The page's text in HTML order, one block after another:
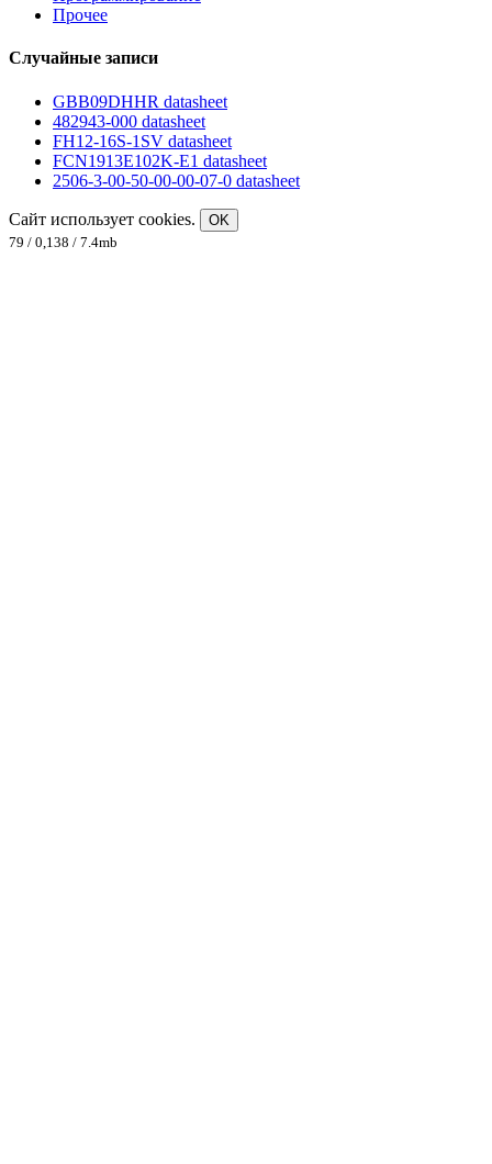
Прочее
Случайные записи
GBB09DHHR datasheet
482943-000 datasheet
FH12-16S-1SV datasheet
FCN1913E102K-E1 datasheet
2506-3-00-50-00-00-07-0 datasheet
Сайт использует cookies.
OK
79 / 0,138 / 7.4mb